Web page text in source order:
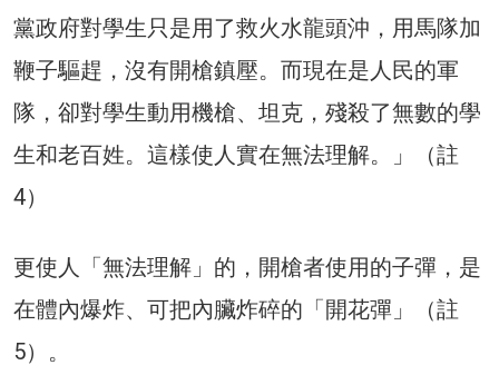
黨政府對學生只是用了救火水龍頭沖，用馬隊加
鞭子驅趕，沒有開槍鎮壓。而現在是人民的軍
隊，卻對學生動用機槍、坦克，殘殺了無數的學
生和老百姓。這樣使人實在無法理解。」（註
4）
更使人「無法理解」的，開槍者使用的子彈，是
在體內爆炸、可把內臟炸碎的「開花彈」（註
5）。